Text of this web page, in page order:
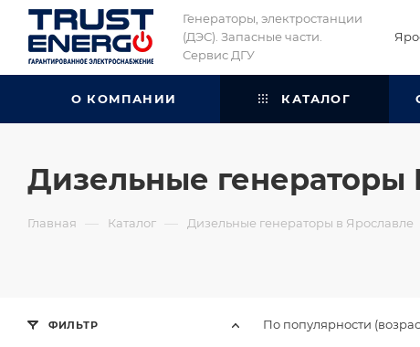
Генераторы, электростанции
(ДЭС). Запасные части.
Сервис ДГУ
О КОМПАНИИ КАТАЛОГ
Дизельные генераторы
Главная — Каталог — Дизельные генераторы в Ярославле
По популярности
ФИЛЬТР